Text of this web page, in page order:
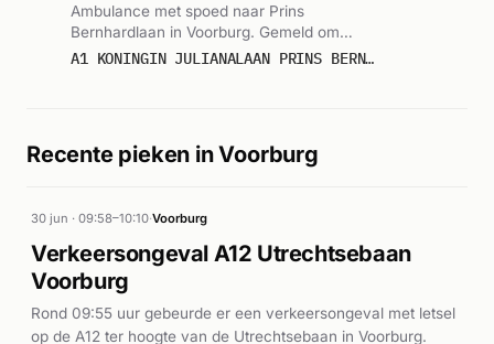
Ambulance met spoed naar Prins
Bernhardlaan in Voorburg. Gemeld om
09:09.
A1 KONINGIN JULIANALAAN PRINS BERNHARDLAAN VOORB : 15104
Recente pieken in Voorburg
30 jun · 09:58–10:10·Voorburg
Verkeersongeval A12 Utrechtsebaan
Voorburg
Rond 09:55 uur gebeurde er een verkeersongeval met letsel
op de A12 ter hoogte van de Utrechtsebaan in Voorburg.